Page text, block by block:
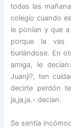
todas las
colegio cuando
le ponían y que
porque la vas
burlándose. En
amiga, le
Juanji?, ten
decirte perdón
ja,ja,ja.- decían.
Se sentía